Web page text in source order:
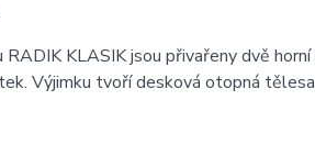
RADIK KLASIK jsou přivařeny dvě
Výjimku tvoří desková otopná